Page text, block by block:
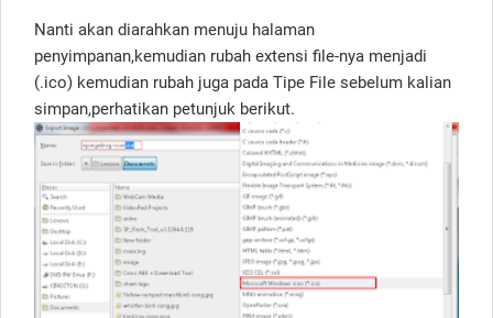
Nanti akan diarahkan menuju halaman
penyimpanan,kemudian rubah extensi file-nya menjadi
(.ico) kemudian rubah juga pada Tipe File sebelum kalian
simpan,perhatikan petunjuk berikut.